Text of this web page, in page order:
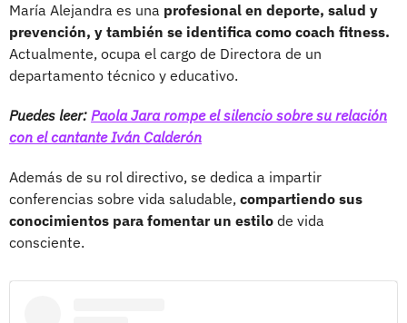
María Alejandra es una profesional en deporte, salud y
prevención, y también se identifica como coach fitness.
Actualmente, ocupa el cargo de Directora de un
departamento técnico y educativo.
Puedes leer: Paola Jara rompe el silencio sobre su relación
con el cantante Iván Calderón
Además de su rol directivo, se dedica a impartir
conferencias sobre vida saludable, compartiendo sus
conocimientos para fomentar un estilo de vida
consciente.